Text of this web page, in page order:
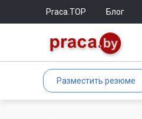
Praca.TOP Блог
Разместить резюме